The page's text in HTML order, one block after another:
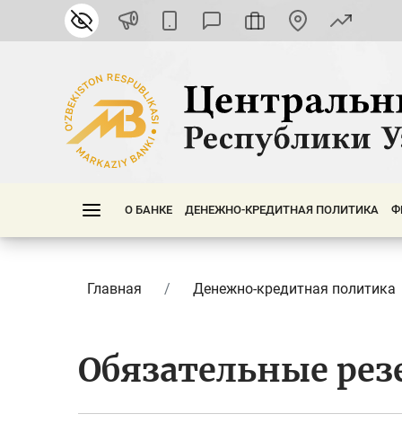
О БАНКЕ ДЕНЕЖНО-КРЕДИТНАЯ ПОЛИТИКА
Главная Денежно-кредитная политика
Обязательные